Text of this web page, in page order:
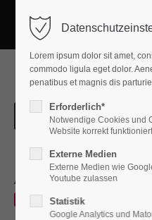
Aenean
Lorem ipsum dolor sit amet,
commodo ligula eget dolor.
penatibus et magnis dis
Erforderlich*
Notwendige Cookies und
Website korrekt
Externe Medien
Externe Medien wie
Youtube zulassen
Statistik
Google Analytics und